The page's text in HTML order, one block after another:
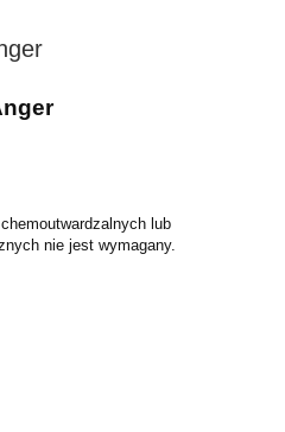
lub
nie jest wymagany.